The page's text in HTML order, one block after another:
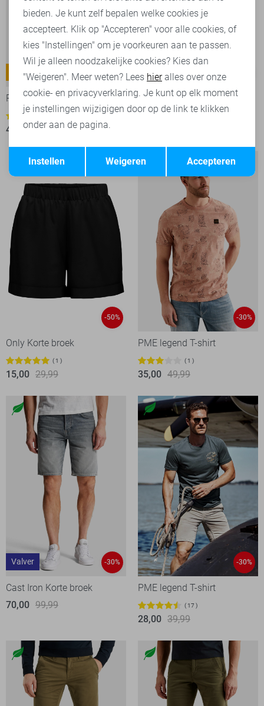
American Classic -30%
PME legend Polo
49,00 69,99
PME legend T-shirt
-50%
Only Korte broek
1
15,00 29,99
-30%
PME legend T-shirt
1
35,00 49,99
Valver -30%
Cast Iron Korte broek
70,00 99,99
-30%
PME legend T-shirt
17
28,00 39,99
Terug Opslaan
bieden. Je kunt zelf bepalen welke cookies je
accepteert. Klik op "Accepteren" voor alle cookies, of
kies "Instellingen" om je voorkeuren aan te passen.
Wil je alleen noodzakelijke cookies? Kies dan
"Weigeren". Meer weten? Lees hieralles over onze
cookie- en privacyverklaring. Je kunt op elk moment
je instellingen wijzigigen door op de link te klikken
onder aan de pagina.
Accepteren
Weigeren
Instellen